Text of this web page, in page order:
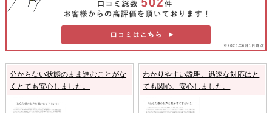
分からない状態のまま進むことがな
くとても安心しました。
わかりやすい説明、迅速な対応はと
ても関心、安心しました。